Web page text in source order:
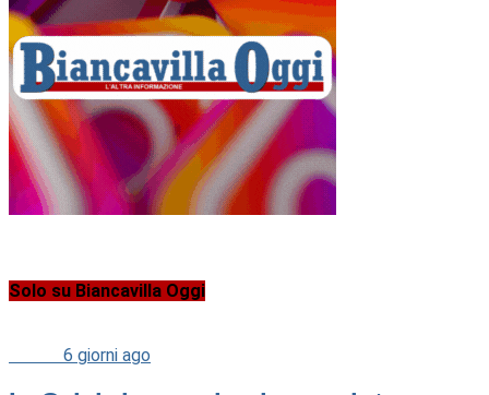
Solo su Biancavilla Oggi
6 giorni ago